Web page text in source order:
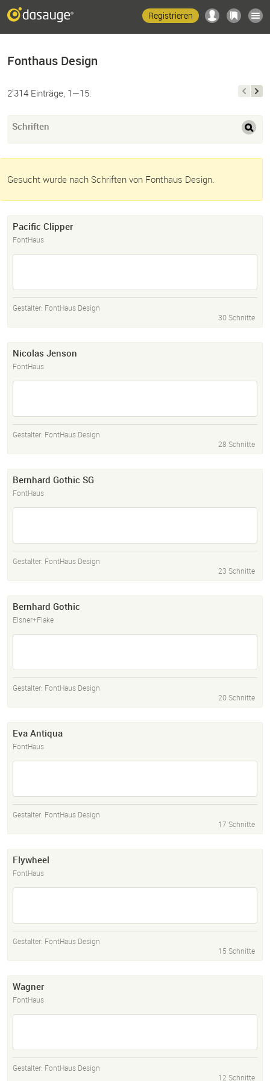
Registrieren
Fonthaus Design
2’314 Einträge, 1—15:
Schriften
Gesucht wurde nach Schriften von Fonthaus Design.
Pacific Clipper
FontHaus
Gestalter: FontHaus Design
30 Schnitte
Nicolas Jenson
FontHaus
Gestalter: FontHaus Design
28 Schnitte
Bernhard Gothic SG
FontHaus
Gestalter: FontHaus Design
23 Schnitte
Bernhard Gothic
Elsner+Flake
Gestalter: FontHaus Design
20 Schnitte
Eva Antiqua
FontHaus
Gestalter: FontHaus Design
17 Schnitte
Flywheel
FontHaus
Gestalter: FontHaus Design
15 Schnitte
Wagner
FontHaus
Gestalter: FontHaus Design
12 Schnitte